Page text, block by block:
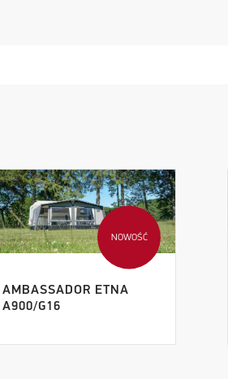
NOWOŚĆ
AMBASSADOR ETNA
A900/G16